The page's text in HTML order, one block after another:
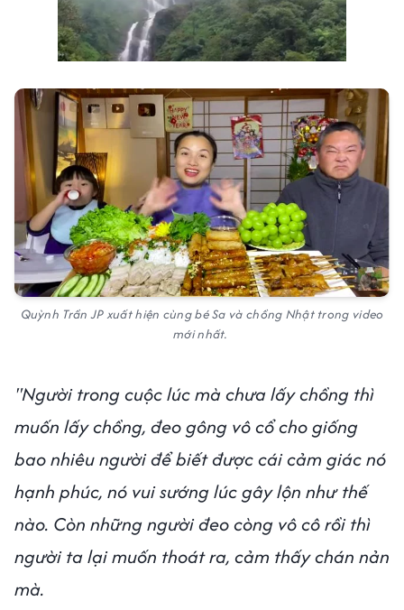
Quỳnh Trần JP xuất hiện cùng bé Sa và chồng Nhật trong video
mới nhất.
"Người trong cuộc lúc mà chưa lấy chồng thì
muốn lấy chồng, đeo gông vô cổ cho giống
bao nhiêu người để biết được cái cảm giác nó
hạnh phúc, nó vui sướng lúc gây lộn như thế
nào. Còn những người đeo còng vô cô rồi thì
người ta lại muốn thoát ra, cảm thấy chán nản
mà.